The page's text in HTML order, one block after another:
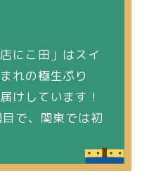
にこ田」はスイ
れの極生ぷり
けしています！
で、関東では初